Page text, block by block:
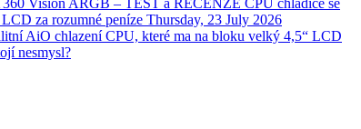
za rozumné peníze Thursday, 23 July 2026
AiO chlazení CPU, které ma na bloku velký 4,5“ LCD
nesmysl?